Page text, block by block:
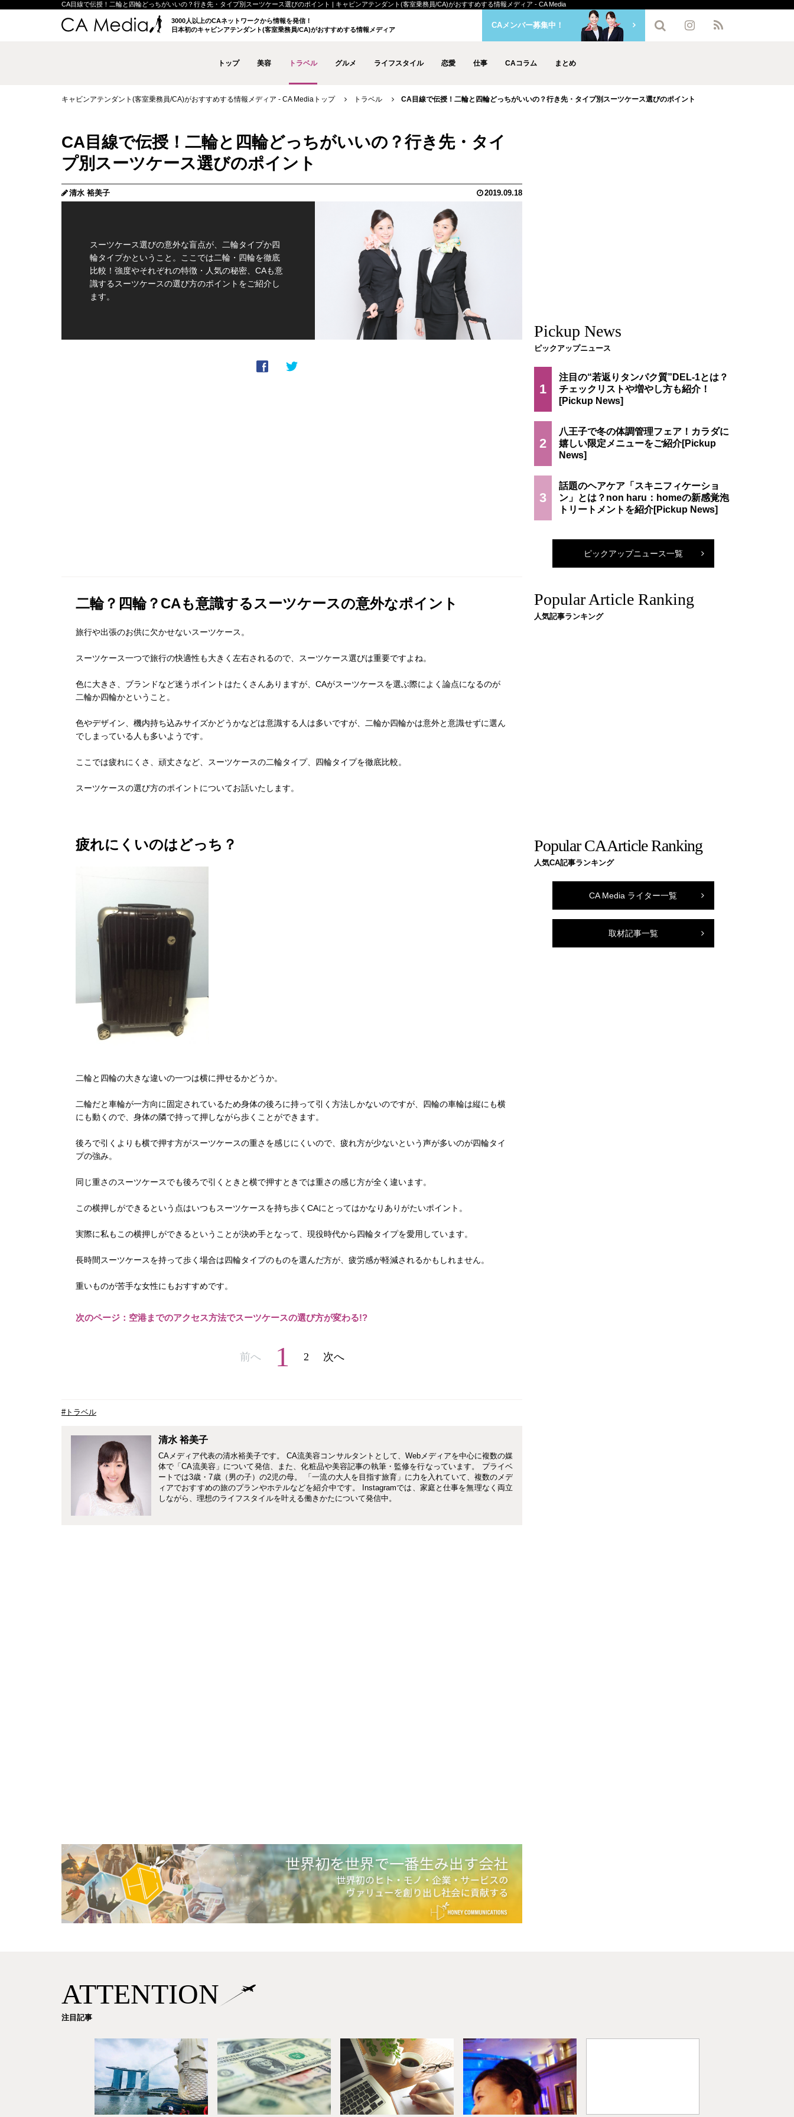
CA目線で伝授！二輪と四輪どっちがいいの？行き先・タイプ別スーツケース選びのポイント | キャビンアテンダント(客室乗務員/CA)がおすすめする情報メディア - CA Media
3000人以上のCAネットワークから情報を発信！
日本初のキャビンアテンダント(客室乗務員/CA)がおすすめする情報メディア
トップ 美容 トラベル グルメ ライフスタイル 恋愛 仕事 CAコラム まとめ
CAメンバー募集中！
キャビンアテンダント(客室乗務員/CA)がおすすめする情報メディア - CA Mediaトップ トラベル CA目線で伝授！二輪と四輪どっちがいいの？行き先・タイプ別スーツケース選びのポイント
CA目線で伝授！二輪と四輪どっちがいいの？行き先・タイ
プ別スーツケース選びのポイント
清水 裕美子 2019.09.18
スーツケース選びの意外な盲点が、二輪タイプか四
輪タイプかということ。ここでは二輪・四輪を徹底
比較！強度やそれぞれの特徴・人気の秘密、CAも意
識するスーツケースの選び方のポイントをご紹介し
ます。
二輪？四輪？CAも意識するスーツケースの意外なポイント
旅行や出張のお供に欠かせないスーツケース。
スーツケース一つで旅行の快適性も大きく左右されるので、スーツケース選びは重要ですよね。
色に大きさ、ブランドなど迷うポイントはたくさんありますが、CAがスーツケースを選ぶ際によく論点になるのが
二輪か四輪かということ。
色やデザイン、機内持ち込みサイズかどうかなどは意識する人は多いですが、二輪か四輪かは意外と意識せずに選ん
でしまっている人も多いようです。
ここでは疲れにくさ、頑丈さなど、スーツケースの二輪タイプ、四輪タイプを徹底比較。
スーツケースの選び方のポイントについてお話いたします。
疲れにくいのはどっち？
二輪と四輪の大きな違いの一つは横に押せるかどうか。
二輪だと車輪が一方向に固定されているため身体の後ろに持って引く方法しかないのですが、四輪の車輪は縦にも横
にも動くので、身体の隣で持って押しながら歩くことができます。
後ろで引くよりも横で押す方がスーツケースの重さを感じにくいので、疲れ方が少ないという声が多いのが四輪タイ
プの強み。
同じ重さのスーツケースでも後ろで引くときと横で押すときでは重さの感じ方が全く違います。
この横押しができるという点はいつもスーツケースを持ち歩くCAにとってはかなりありがたいポイント。
実際に私もこの横押しができるということが決め手となって、現役時代から四輪タイプを愛用しています。
長時間スーツケースを持って歩く場合は四輪タイプのものを選んだ方が、疲労感が軽減されるかもしれません。
重いものが苦手な女性にもおすすめです。
次のページ：空港までのアクセス方法でスーツケースの選び方が変わる!?
前へ 1 2 次へ
#トラベル
清水 裕美子
CAメディア代表の清水裕美子です。 CA流美容コンサルタントとして、Webメディアを中心に複数の媒
体で「CA流美容」について発信、また、化粧品や美容記事の執筆・監修を行なっています。 プライベ
ートでは3歳・7歳（男の子）の2児の母。 「一流の大人を目指す旅育」に力を入れていて、複数のメデ
ィアでおすすめの旅のプランやホテルなどを紹介中です。 Instagramでは、家庭と仕事を無理なく両立
しながら、理想のライフスタイルを叶える働きかたについて発信中。
Pickup News
ピックアップニュース
1
注目の“若返りタンパク質”DEL-1とは？
チェックリストや増やし方も紹介！
2
八王子で冬の体調管理フェア！カラダに
嬉しい限定メニューをご紹介
3
話題のヘアケア「スキニフィケーショ
ン」とは？non haru：homeの新感覚泡
トリートメントを紹介
ピックアップニュース一覧
Popular Article Ranking
人気記事ランキング
Popular CA Article Ranking
人気CA記事ランキング
CA Media ライター一覧
取材記事一覧
ATTENTION
注目記事